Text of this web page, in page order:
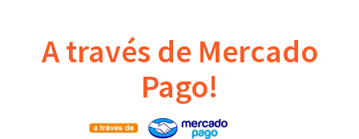
A través de Mercado
Pago!